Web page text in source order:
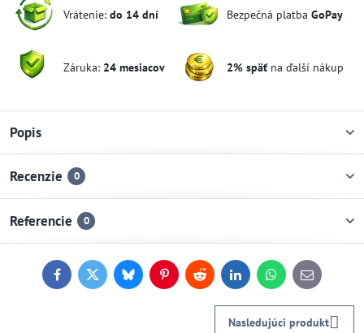
Vrátenie: do 14 dní Bezpečná platba GoPay
Záruka: 24 mesiacov 2% späťna ďalší nákup
Popis
Recenzie 0
Referencie 0
FacebookTwitterBlueskyPinterestReddit LinkedInWhatsApp
E-
mail
Nasledujúci produkt